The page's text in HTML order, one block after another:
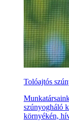
Tolóajtós
szúnyogháló
környékén,